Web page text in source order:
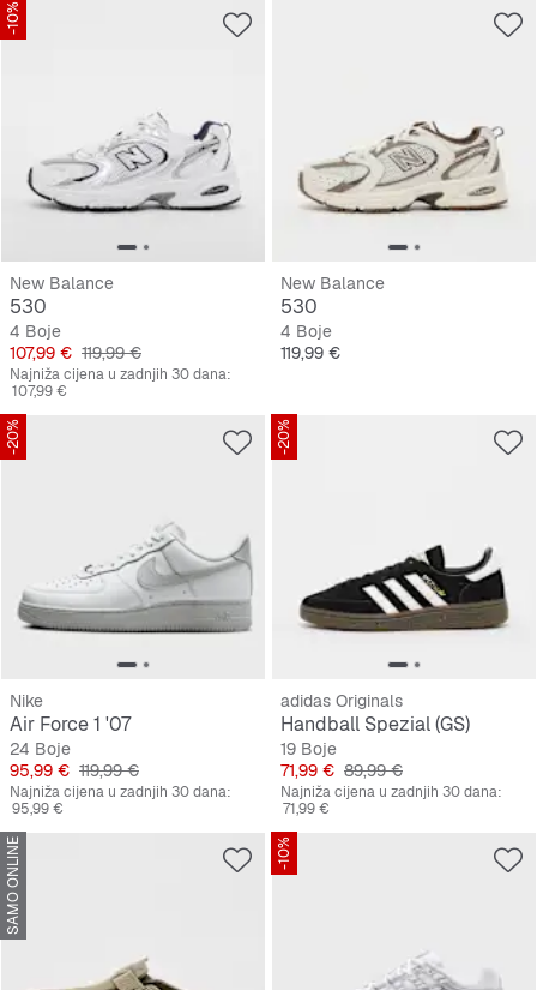
-10%
New Balance
530
4 Boje
Cijena
107,99 € Originalna cijena
119,99 €
Najniža cijena u zadnjih 30 dana:
107,99 €
New Balance
530
4 Boje
Cijena
119,99 €
-20%
Nike
Air Force 1 '07
24 Boje
Cijena
95,99 € Originalna cijena
119,99 €
Najniža cijena u zadnjih 30 dana:
95,99 €
-20%
adidas Originals
Handball Spezial (GS)
19 Boje
Cijena
71,99 € Originalna cijena
89,99 €
Najniža cijena u zadnjih 30 dana:
71,99 €
SAMO ONLINE -10%